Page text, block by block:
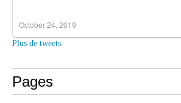
October 24, 2019
Plus de tweets
Pages